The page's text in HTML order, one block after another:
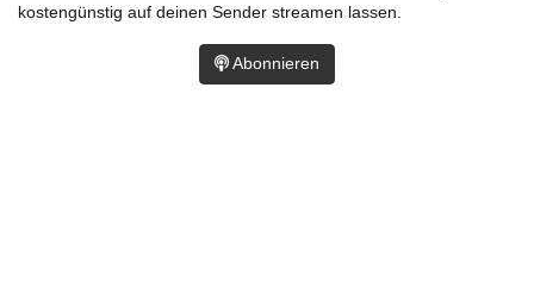
kostengünstig auf deinen Sender streamen lassen.
Abonnieren